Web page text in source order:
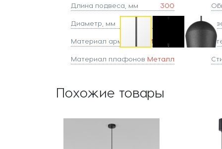
Длина подвеса, мм 300
Диаметр, мм
Материал арматуры Металл
Материал плафонов Металл
Похожие товары